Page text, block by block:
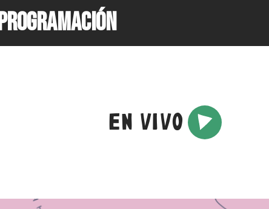
EN VIVO